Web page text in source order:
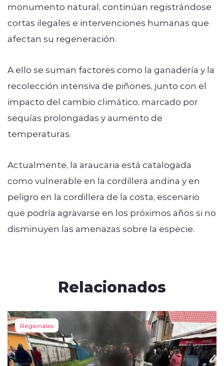
monumento natural, continúan registrándose
cortas ilegales e intervenciones humanas que
afectan su regeneración.
A ello se suman factores como la ganadería y la
recolección intensiva de piñones, junto con el
impacto del cambio climático, marcado por
sequías prolongadas y aumento de
temperaturas.
Actualmente, la araucaria está catalogada
como vulnerable en la cordillera andina y en
peligro en la cordillera de la costa, escenario
que podría agravarse en los próximos años si no
disminuyen las amenazas sobre la especie.
Relacionados
Regionales